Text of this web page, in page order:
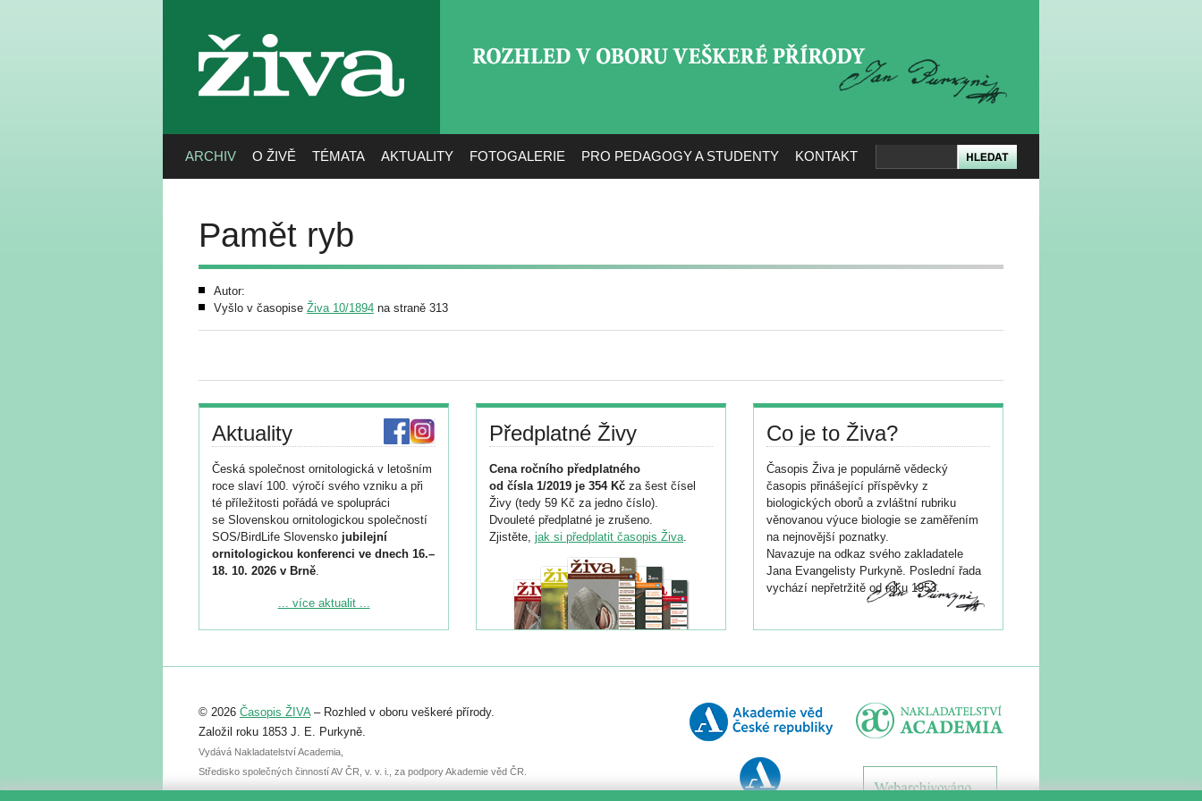
živa
ARCHIV O ŽIVĚ TÉMATA AKTUALITY FOTOGALERIE PRO PEDAGOGY A STUDENTY KONTAKT
Pamět ryb
Autor:
Vyšlo v časopise Živa 10/1894 na straně 313
Aktuality
Česká společnost ornitologická v letošním
roce slaví 100. výročí svého vzniku a při
té příležitosti pořádá ve spolupráci
se Slovenskou ornitologickou společností
SOS/BirdLife Slovensko jubilejní
ornitologickou konferenci ve dnech 16.–
18. 10. 2026 v Brně.
Podrobnější informace ke konferenci
Registrovat se můžete do 6. září.
abstraktu přihlášené přednášky nebo
posteru je už 30. června.
... více aktualit ...
Předplatné Živy
Cena ročního předplatného
od čísla 1/2019 je 354 Kč za šest čísel
Živy (tedy 59 Kč za jedno číslo).
Dvouleté předplatné je zrušeno.
Zjistěte, jak si předplatit časopis Živa.
Co je to Živa?
Časopis Živa je populárně vědecký
časopis přinášející příspěvky z
biologických oborů a zvláštní rubriku
věnovanou výuce biologie se zaměřením
na nejnovější poznatky.
Navazuje na odkaz svého zakladatele
Jana Evangelisty Purkyně. Poslední řada
vychází nepřetržitě od roku 1953.
© 2026 Časopis ŽIVA– Rozhled v oboru veškeré přírody.
Založil roku 1853 J. E. Purkyně.
Vydává Nakladatelství Academia,
Středisko společných činností AV ČR, v. v. i., za podpory Akademie věd ČR.